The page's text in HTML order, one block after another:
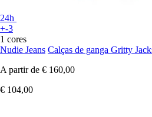
24h
+-3
1 cores
Nudie Jeans Calças de ganga Gritty
A partir de € 160,00
€ 104,00